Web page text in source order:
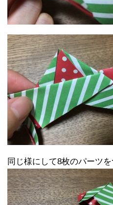
同じ様にして8枚のパーツ